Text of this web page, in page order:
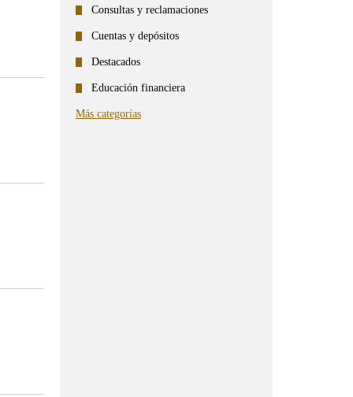
Consultas y reclamaciones
Cuentas y depósitos
Destacados
Educación financiera
Más categorías